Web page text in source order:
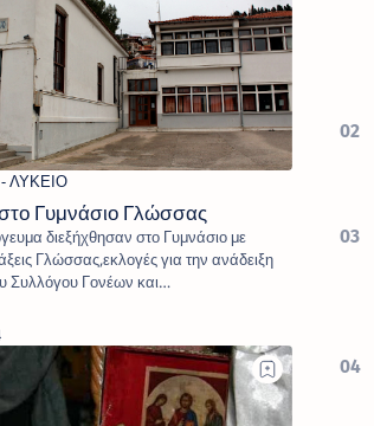
Γυμνάσιο Γλώσσας
διεξήχθησαν στο Γυμνάσιο με
Γλώσσας,εκλογές για την ανάδειξη
Συλλόγου Γονέων και